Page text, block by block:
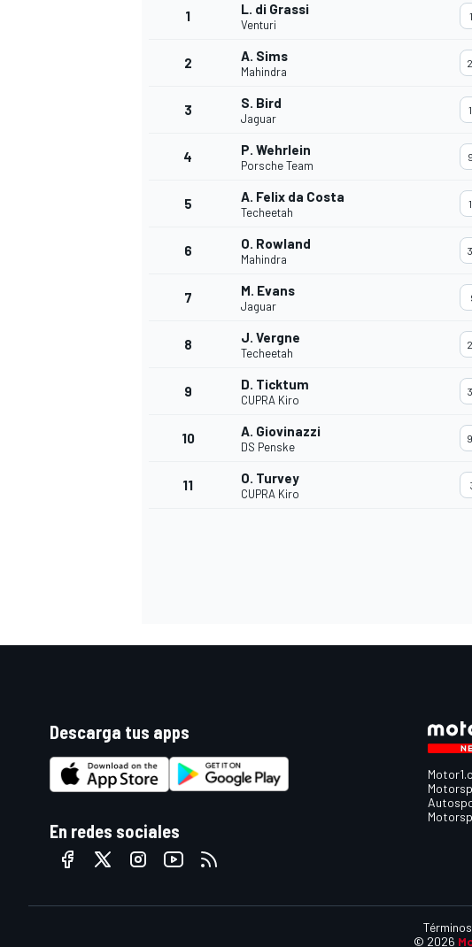
WRC
1 L. di Grassi
Venturi
2 A. Sims
Mahindra
3 S. Bird
Jaguar
4 P. Wehrlein
Porsche Team
5 A. Felix da Costa
Techeetah
6 O. Rowland
Mahindra
7 M. Evans
Jaguar
8 J. Vergne
Techeetah
9 D. Ticktum
CUPRA Kiro
10 A. Giovinazzi
DS Penske
11 O. Turvey
CUPRA Kiro
Descarga tus apps
En redes sociales
© 2026